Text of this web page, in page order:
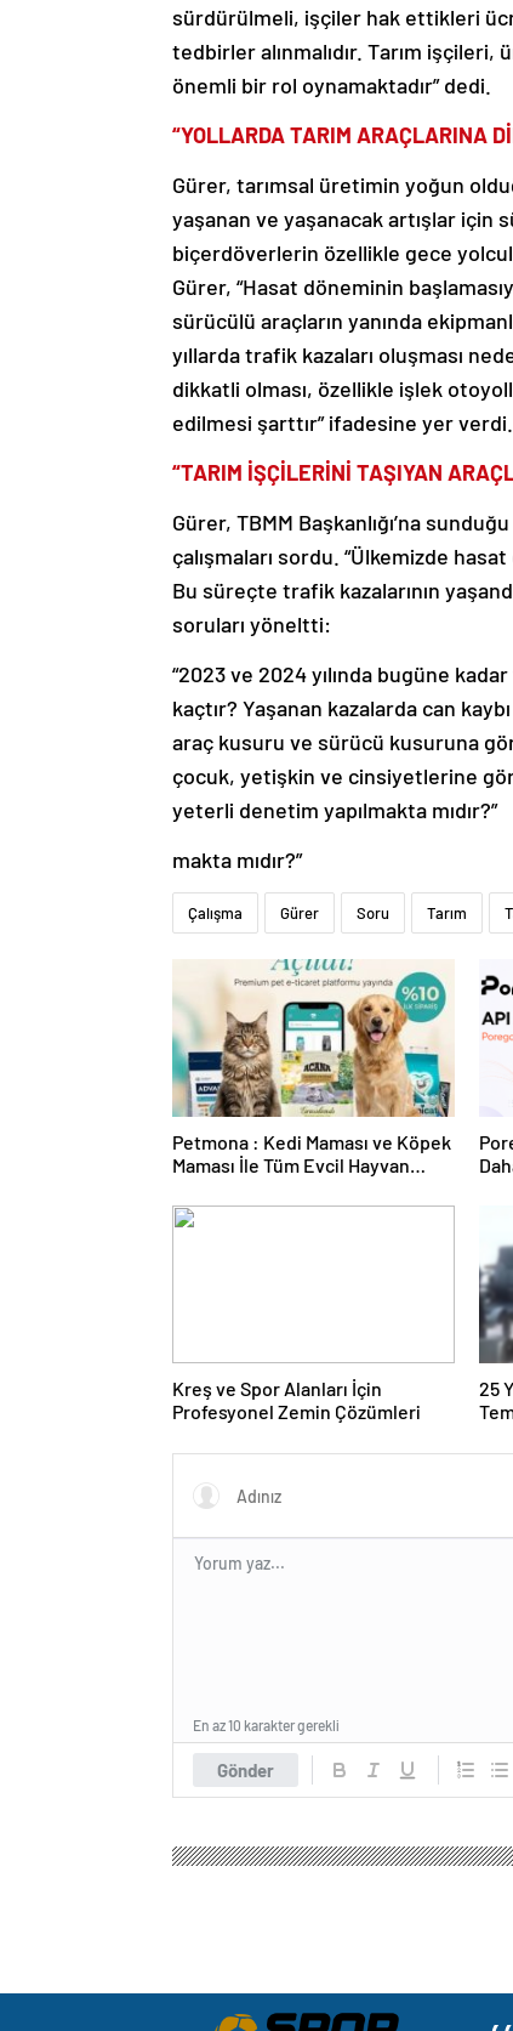
sürdürülmeli, işçiler hak ettikleri
tedbirler alınmalıdır. Tarım
önemli bir rol oynamaktadır” dedi.
“YOLLARDA TARIM ARAÇLARINA
Gürer, tarımsal üretimin yoğun
yaşanan ve yaşanacak artışlar için
biçerdöverlerin özellikle gece
Gürer, “Hasat döneminin
sürücülü araçların yanında
yıllarda trafik kazaları oluşması
dikkatli olması, özellikle işlek
edilmesi şarttır” ifadesine yer verdi.
“TARIM İŞÇİLERİNİ TAŞIYAN
Gürer, TBMM Başkanlığı’na
çalışmaları sordu. “Ülkemizde
Bu süreçte trafik kazalarının
soruları yöneltti:
“2023 ve 2024 yılında bugüne
kaçtır? Yaşanan kazalarda can
araç kusuru ve sürücü kusuruna
çocuk, yetişkin ve cinsiyetlerine göre
yeterli denetim yapılmakta mıdır?”
makta mıdır?”
Çalışma Gürer Soru Tarım
Petmona : Kedi Maması ve Köpek
Maması İle Tüm Evcil Hayvan
Kreş ve Spor Alanları İçin
Profesyonel Zemin Çözümleri
25
Gönder
En az 10 karakter gerekli